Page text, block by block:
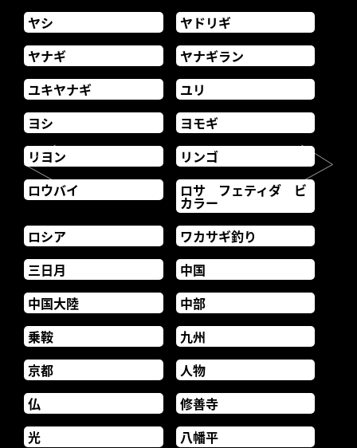
ヤシ
ヤドリギ
ヤナギ
ヤナギラン
ユキヤナギ
ユリ
ヨシ
ヨモギ
リヨン
リンゴ
ロウバイ
ロサ フェティダ ビ
カラー
ロシア
ワカサギ釣り
三日月
中国
中国大陸
中部
乗鞍
九州
京都
人物
仏
修善寺
光
八幡平